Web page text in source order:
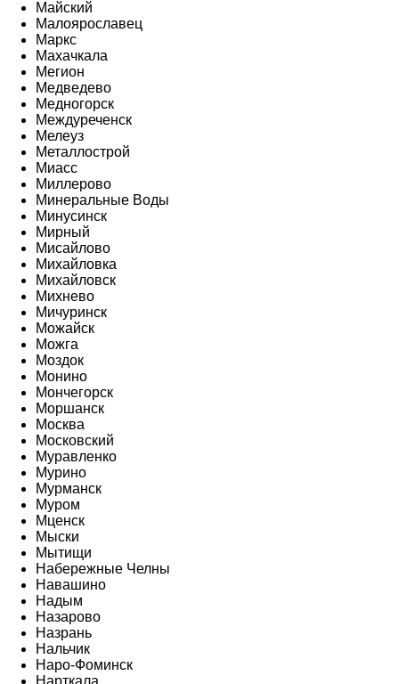
Майский
Малоярославец
Маркс
Махачкала
Мегион
Медведево
Медногорск
Междуреченск
Мелеуз
Металлострой
Миасс
Миллерово
Минеральные Воды
Минусинск
Мирный
Мисайлово
Михайловка
Михайловск
Михнево
Мичуринск
Можайск
Можга
Моздок
Монино
Мончегорск
Моршанск
Москва
Московский
Муравленко
Мурино
Мурманск
Муром
Мценск
Мыски
Мытищи
Набережные Челны
Навашино
Надым
Назарово
Назрань
Нальчик
Наро-Фоминск
Нарткала